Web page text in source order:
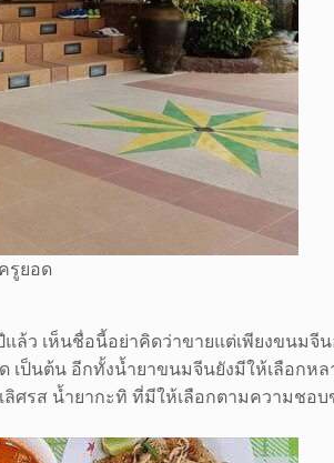
รูยอด
ล้ว เห็นชื่อนี้อย่าคิดว่าขายแต่เพียงขนม
เป็นต้น อีกทั้งน้ำยาขนมจีนยังมีให้เลือกหล
ลิศรส น้ำยากะทิ ที่มีให้เลือกตามความชอ